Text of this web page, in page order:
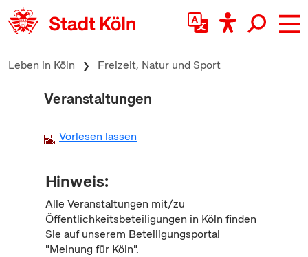
zum Inhalt springen
Leben in Köln Freizeit, Natur und Sport
Veranstaltungen
Vorlesen lassen
Hinweis:
Alle Veranstaltungen mit/zu
Öffentlichkeitsbeteiligungen in Köln finden
Sie auf unserem Beteiligungsportal
"Meinung für Köln".